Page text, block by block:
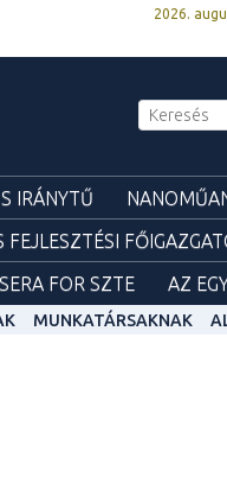
2026.
IRÁNYTŰ
FEJLESZTÉSI
FOR SZTE AZ
MUNKATÁRSAKNAK